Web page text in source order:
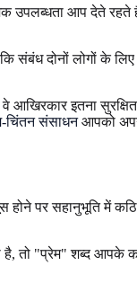
उपलब्धता आप देते
संबंध दोनों लोगों के
आखिरकार इतना
चिंतन संसाधनआपको
होने पर सहानुभूति में
"प्रेम" शब्द आपके